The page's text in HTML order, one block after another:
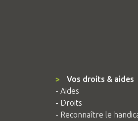
>
Vos droits & aides
- Aides
- Droits
- Reconnaître le